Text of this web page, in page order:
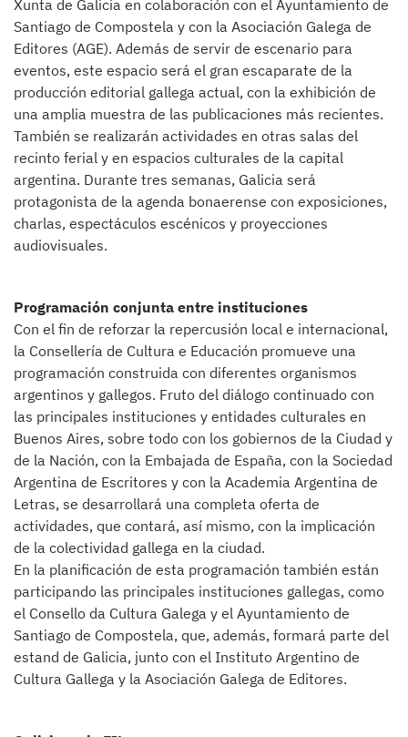
Xunta de Galicia en colaboración con el Ayuntamiento de
Santiago de Compostela y con la Asociación Galega de
Editores (AGE). Además de servir de escenario para
eventos, este espacio será el gran escaparate de la
producción editorial gallega actual, con la exhibición de
una amplia muestra de las publicaciones más recientes.
También se realizarán actividades en otras salas del
recinto ferial y en espacios culturales de la capital
argentina. Durante tres semanas, Galicia será
protagonista de la agenda bonaerense con exposiciones,
charlas, espectáculos escénicos y proyecciones
audiovisuales.
Programación conjunta entre instituciones
Con el fin de reforzar la repercusión local e internacional,
la Consellería de Cultura e Educación promueve una
programación construida con diferentes organismos
argentinos y gallegos. Fruto del diálogo continuado con
las principales instituciones y entidades culturales en
Buenos Aires, sobre todo con los gobiernos de la Ciudad y
de la Nación, con la Embajada de España, con la Sociedad
Argentina de Escritores y con la Academia Argentina de
Letras, se desarrollará una completa oferta de
actividades, que contará, así mismo, con la implicación
de la colectividad gallega en la ciudad.
En la planificación de esta programación también están
participando las principales instituciones gallegas, como
el Consello da Cultura Galega y el Ayuntamiento de
Santiago de Compostela, que, además, formará parte del
estand de Galicia, junto con el Instituto Argentino de
Cultura Gallega y la Asociación Galega de Editores.